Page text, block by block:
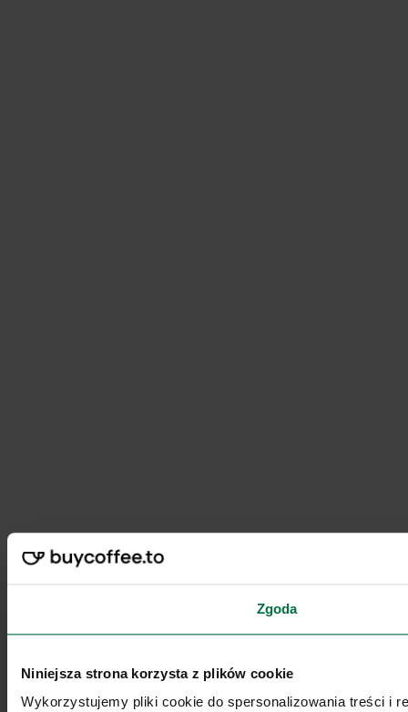
Zgoda
Niniejsza strona korzysta z plików cookie
Wykorzystujemy pliki cookie do spersonalizowania treści i